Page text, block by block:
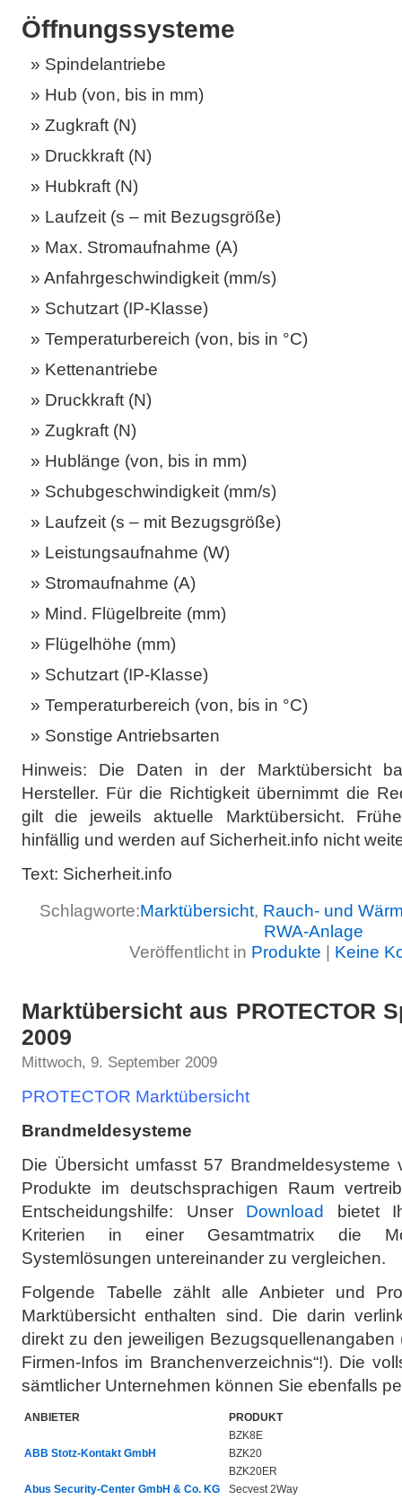
Öffnungssysteme
Spindelantriebe
Hub (von, bis in mm)
Zugkraft (N)
Druckkraft (N)
Hubkraft (N)
Laufzeit (s – mit Bezugsgröße)
Max. Stromaufnahme (A)
Anfahrgeschwindigkeit (mm/s)
Schutzart (IP-Klasse)
Temperaturbereich (von, bis in °C)
Kettenantriebe
Druckkraft (N)
Zugkraft (N)
Hublänge (von, bis in mm)
Schubgeschwindigkeit (mm/s)
Laufzeit (s – mit Bezugsgröße)
Leistungsaufnahme (W)
Stromaufnahme (A)
Mind. Flügelbreite (mm)
Flügelhöhe (mm)
Schutzart (IP-Klasse)
Temperaturbereich (von, bis in °C)
Sonstige Antriebsarten
Hinweis: Die Daten in der Marktübersicht
Hersteller. Für die Richtigkeit übernimmt die
gilt die jeweils aktuelle Marktübersicht.
hinfällig und werden auf Sicherheit.info nicht
Text: Sicherheit.info
Schlagworte:Marktübersicht, Rauch- und
RWA-Anlage
Veröffentlicht in Produkte | Keine
Marktübersicht aus PROTECTOR
2009
Mittwoch, 9. September 2009
PROTECTOR Marktübersicht
Brandmeldesysteme
Die Übersicht umfasst 57
Produkte im deutschsprachigen Raum
Entscheidungshilfe: Unser Download bietet
Kriterien in einer Gesamtmatrix die
Systemlösungen untereinander zu vergleichen.
Folgende Tabelle zählt alle Anbieter und
Marktübersicht enthalten sind. Die darin
direkt zu den jeweiligen Bezugsquellenangaben
Firmen-Infos im Branchenverzeichnis“!). Die
sämtlicher Unternehmen können Sie ebenfalls
ANBIETER PRODUKT
ABB Stotz-Kontakt GmbH
BZK8E
BZK20
BZK20ER
Abus Security-Center GmbH & Co. KG
Secvest 2Way